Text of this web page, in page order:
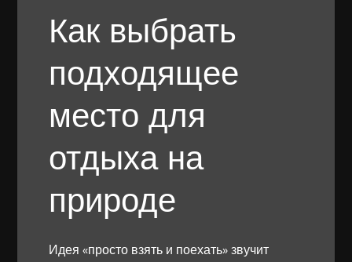
Как выбрать
подходящее
место для
отдыха на
природе
Идея «просто взять и поехать» звучит